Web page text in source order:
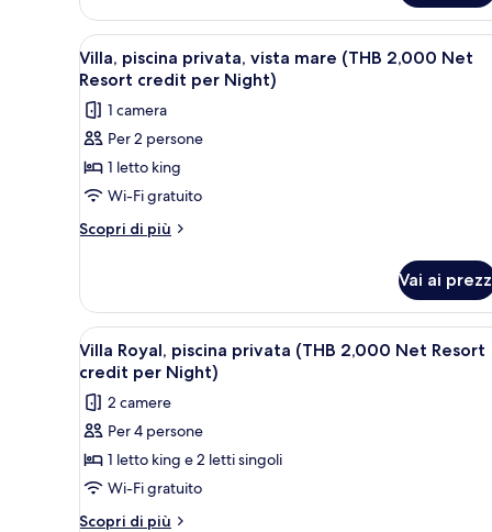
2,000
Net
Resort
credit
per
Night)
privata,
vista
mare
(THB
2,000
Net
Resort
credit
per
Night)
Apri
tutte
le
foto
per
Villa,
piscina
privata,
(THB
2,000
Net
Resort
credit
per
Night)
5
Villa, piscina privata, vista mare (THB 2,000 Net
Resort credit per Night)
1 camera
Per 2 persone
1 letto king
Wi-Fi gratuito
Scopri di più
Altri
piscina
privata,
vista
mare
2,000
Net
credit
per
Vai ai
Apri
tutte
le
foto
per
Villa
Royal,
piscina
7
Villa Royal, piscina privata (THB 2,000 Net Resort
credit per Night)
2 camere
Per 4 persone
1 letto king e 2 letti singoli
Wi-Fi gratuito
Scopri di più
Altri